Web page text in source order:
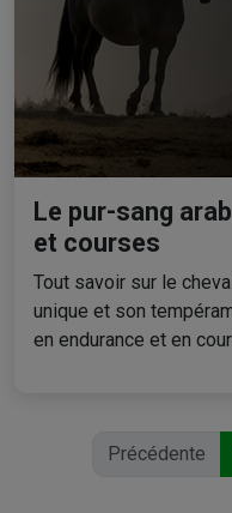
Le pur-sang
et courses
Tout savoir sur le
unique et son
en endurance et en
Précédente